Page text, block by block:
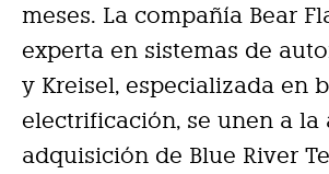
meses. La compañía Bear
experta en sistemas de
y Kreisel, especializada en
electrificación, se unen a la
adquisición de Blue River